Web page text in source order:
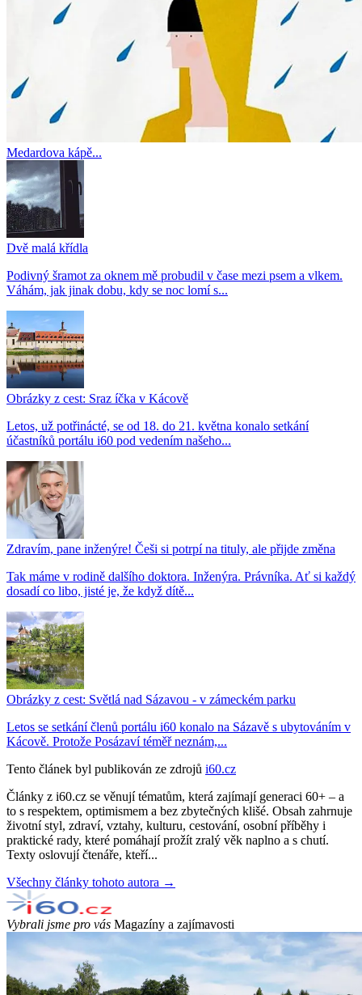
Medardova kápě...
Dvě malá křídla
Podivný šramot za oknem mě probudil v čase mezi psem a vlkem.
Váhám, jak jinak dobu, kdy se noc lomí s...
Obrázky z cest: Sraz íčka v Kácově
Letos, už potřinácté, se od 18. do 21. května konalo setkání
účastníků portálu i60 pod vedením našeho...
Zdravím, pane inženýre! Češi si potrpí na tituly, ale přijde změna
Tak máme v rodině dalšího doktora. Inženýra. Právníka. Ať si každý
dosadí co libo, jisté je, že když dítě...
Obrázky z cest: Světlá nad Sázavou - v zámeckém parku
Letos se setkání členů portálu i60 konalo na Sázavě s ubytováním v
Kácově. Protože Posázaví téměř neznám,...
Tento článek byl publikován ze zdrojů i60.cz
Články z i60.cz se věnují tématům, která zajímají generaci 60+ – a
to s respektem, optimismem a bez zbytečných klišé. Obsah zahrnuje
životní styl, zdraví, vztahy, kulturu, cestování, osobní příběhy i
praktické rady, které pomáhají prožít zralý věk naplno a s chutí.
Texty oslovují čtenáře, kteří...
Všechny články tohoto autora →
Vybrali jsme pro vás Magazíny a zajímavosti